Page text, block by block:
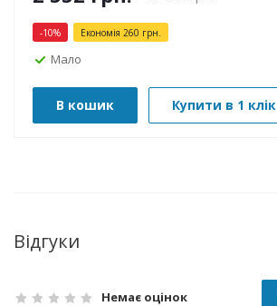
-10% Економія 260 грн.
Мало
В кошик Купити в 1 клік
Відгуки
Немає оцінок